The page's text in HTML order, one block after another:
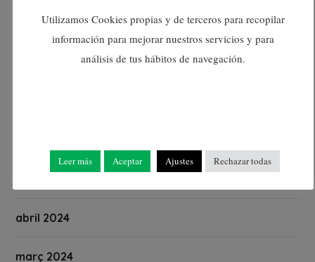
setembre 2024
abril 2024
març 2024
Utilizamos Cookies propias y de terceros para recopilar
información para mejorar nuestros servicios y para
análisis de tus hábitos de navegación.
Leer más Aceptar Ajustes Rechazar todas